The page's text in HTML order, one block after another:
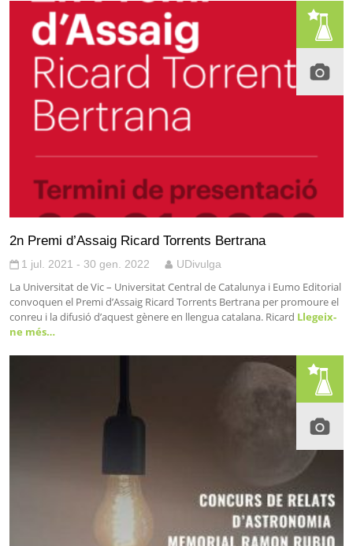
2n Premi d’Assaig Ricard Torrents Bertrana
1 jul. 2021 - 30 gen. 2022 UDivulga
La Universitat de Vic – Universitat Central de Catalunya i Eumo Editorial
convoquen el Premi d’Assaig Ricard Torrents Bertrana per promoure el
conreu i la difusió d’aquest gènere en llengua catalana. Ricard Llegeix-
ne més…